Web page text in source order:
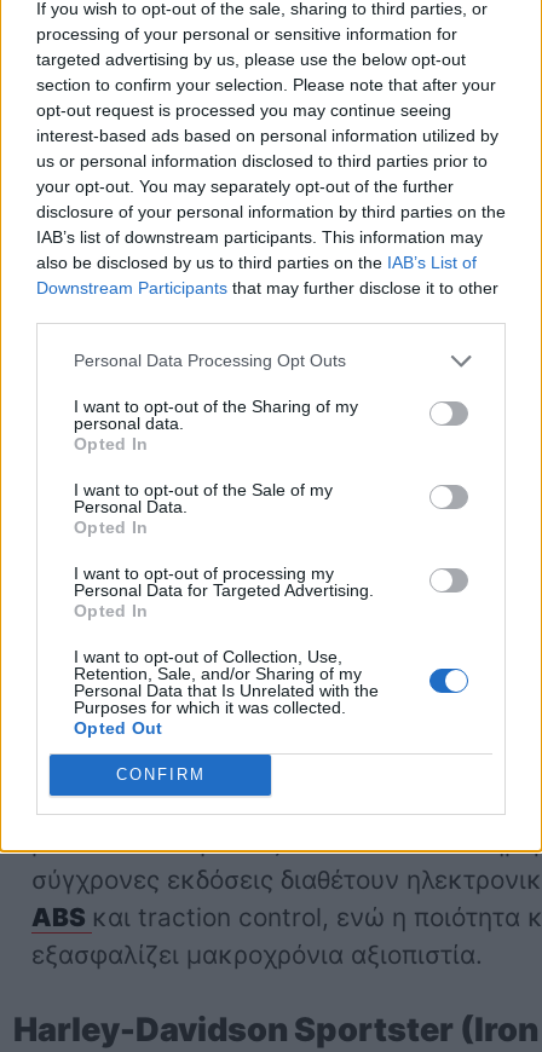
If you wish to opt-out of the sale, sharing to third parties, or
processing of your personal or sensitive information for
targeted advertising by us, please use the below opt-out
section to confirm your selection. Please note that after your
opt-out request is processed you may continue seeing
interest-based ads based on personal information utilized by
us or personal information disclosed to third parties prior to
your opt-out. You may separately opt-out of the further
disclosure of your personal information by third parties on the
IAB’s list of downstream participants. This information may
also be disclosed by us to third parties on the IAB’s List of
Downstream Participants that may further disclose it to other
Personal Data Processing Opt Outs
I want to opt-out of the Sharing of my
personal data.
Opted In
I want to opt-out of the Sale of my
Personal Data.
Opted In
I want to opt-out of processing my
Personal Data for Targeted Advertising.
Opted In
I want to opt-out of Collection, Use,
Retention, Sale, and/or Sharing of my
Personal Data that Is Unrelated with the
Purposes for which it was collected.
Opted Out
CONFIRM
www.suzuki.gr
στην πόλη, είτε στην επαρχία.
Η σειράV-Strom της Suzuki
έχει
από τις πιο α
Με κινητήρες645cc (V-Strom 650) και
1000), οι μοτοσυκλέτες αυτές
χειρισμού και εξαιρετική αντοχή τόσο
ελαφρύ off-road.
Η V-Strom 650, ειδικά, έχει
καλύτερες επιλογές για αναβάτες που
μοτοσυκλέτα για ταξίδια αλλά και
σύγχρονες εκδόσεις διαθέτουν
ABS και traction control, ενώ η ποιότητα
εξασφαλίζει μακροχρόνια αξιοπιστία.
Harley-Davidson Sportster